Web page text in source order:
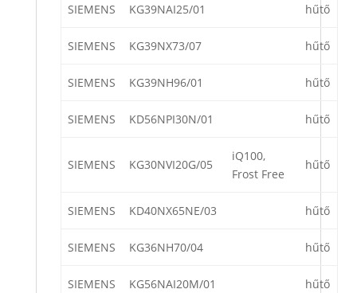
SIEMENS KG39NAI25/01 hűtő
SIEMENS KG39NX73/07 hűtő
SIEMENS KG39NH96/01 hűtő
SIEMENS KD56NPI30N/01 hűtő
SIEMENS KG30NVI20G/05
iQ100,
Frost Free
hűtő
SIEMENS KD40NX65NE/03 hűtő
SIEMENS KG36NH70/04 hűtő
SIEMENS KG56NAI20M/01 hűtő